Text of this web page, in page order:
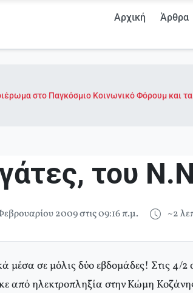
Αρχική Άρθρα
στο Παγκόσμιο Κοινωνικό Φόρουμ και
του
2009 στις 09:16 π.μ. ~2
μέσα σε μόλις δύο εβδομάδες! Στις 4/2
από ηλεκτροπληξία στην Κώμη